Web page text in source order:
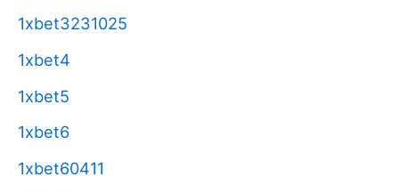
1xbet3231025
1xbet4
1xbet5
1xbet6
1xbet60411